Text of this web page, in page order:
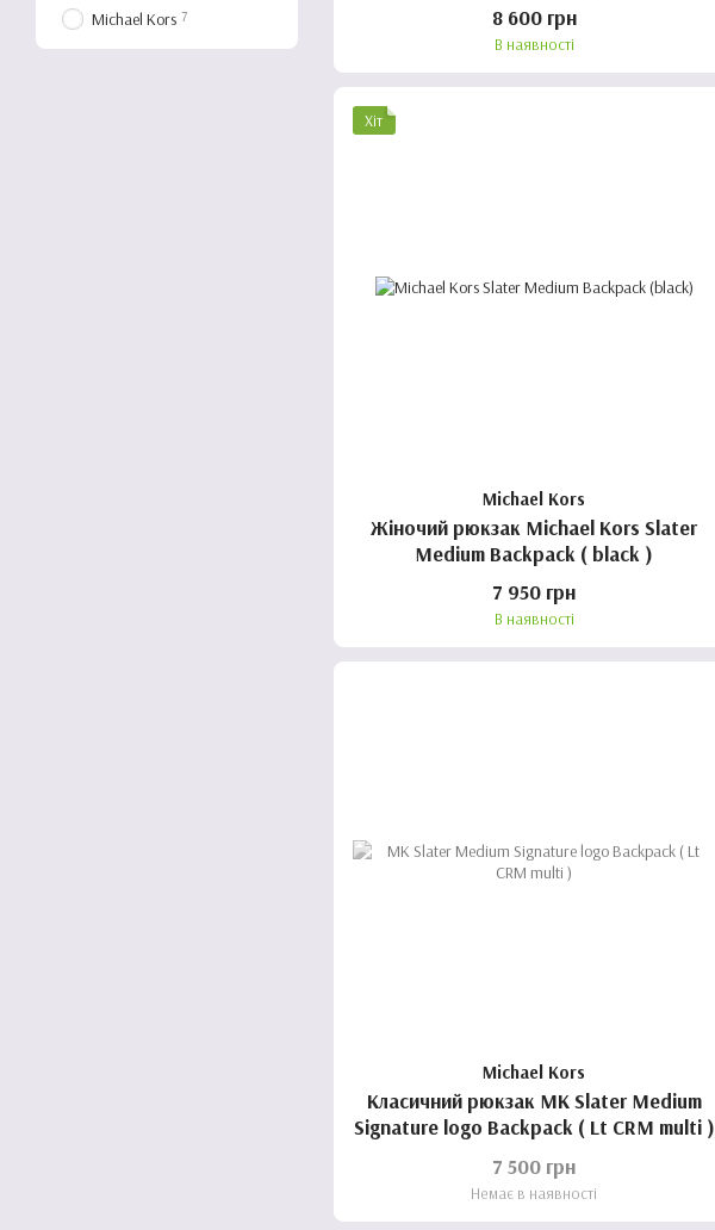
8 600 грн
В наявності
Хіт
Michael Kors
Жіночий рюкзак Michael Kors Slater
Medium Backpack ( black )
7 950 грн
В наявності
Michael Kors
Класичний рюкзак MK Slater Medium
Signature logo Backpack ( Lt CRM multi )
7 500 грн
Немає в наявності
Michael Kors 7